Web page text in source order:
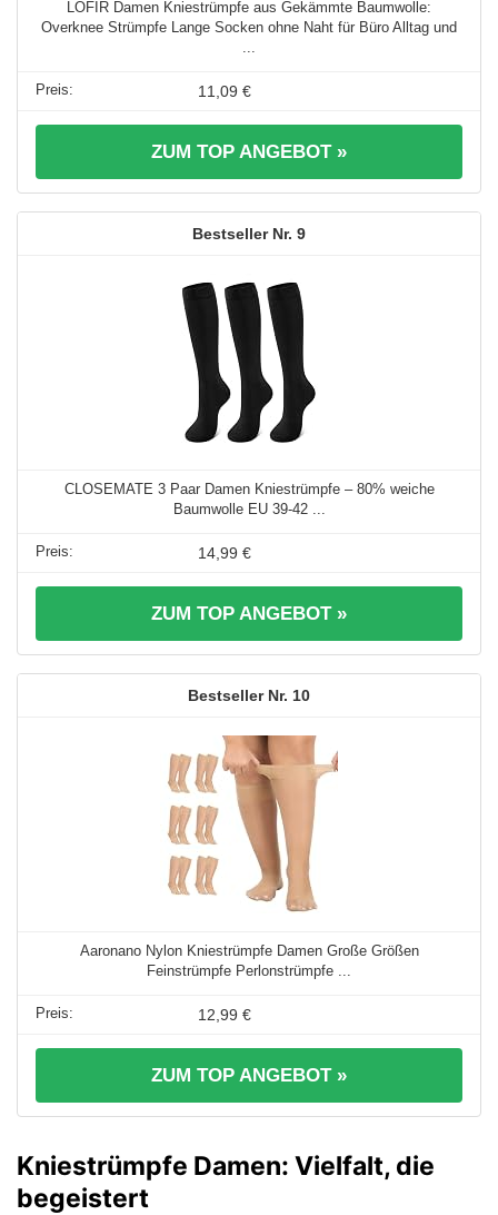
LOFIR Damen Kniestrümpfe aus Gekämmte Baumwolle:
Overknee Strümpfe Lange Socken ohne Naht für Büro Alltag und
11,09 €
ZUM TOP ANGEBOT »
9
CLOSEMATE 3 Paar Damen Kniestrümpfe – 80% weiche
Baumwolle EU 39-42 ...
14,99 €
ZUM TOP ANGEBOT »
10
Aaronano Nylon Kniestrümpfe Damen Große Größen
Feinstrümpfe Perlonstrümpfe ...
12,99 €
ZUM TOP ANGEBOT »
Kniestrümpfe Damen: Vielfalt, die
begeistert